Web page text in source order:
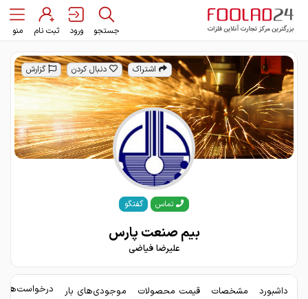
جستجو ورود ثبت نام منو
اشتراک دنبال کردن گزارش
تماس گفتگو
بیم صنعت پارس
علیرضا فیاضی
داشبورد مشخصات قیمت محصولات موجودی‌های بار